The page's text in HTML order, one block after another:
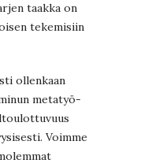
taakka on
tekemisiin
ollenkaan
metatyö-
Voimme